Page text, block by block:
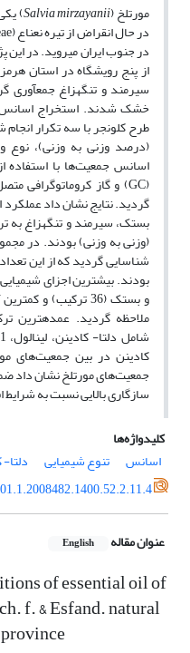
مورتلخ (Salvia mirzayanii
)
در جنوب ایران می­روید. در
از پنج رویشگاه در استان
سیرمند و تنگه­زاغ جمع­آوری
خشک شدند. استخراج
طرح کلونجر با سه تکرار
(درصد وزنی به وزنی)، نوع
اسانس جمعیت‌ها با استفاده
گردید. نتایج نشان داد
بودند. بیشترین اجزای
ملاحظه گردید. عمده­ترین
کادینن در بین جمعیت‌های
جمعیت‌های مورتلخ نشان داد
سازگاری بالایی نسبت به
کلیدواژه‌ها
اسانس
تنوع شیمیایی
عنوان مقاله English
of essential oil of
f. & ‎Esfand. natural